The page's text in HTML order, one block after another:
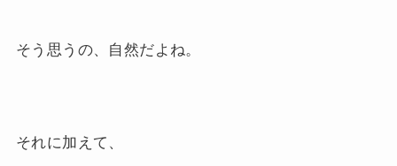
そう思うの、自然だよね。
それに加えて、